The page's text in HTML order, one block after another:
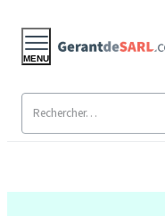
MENU